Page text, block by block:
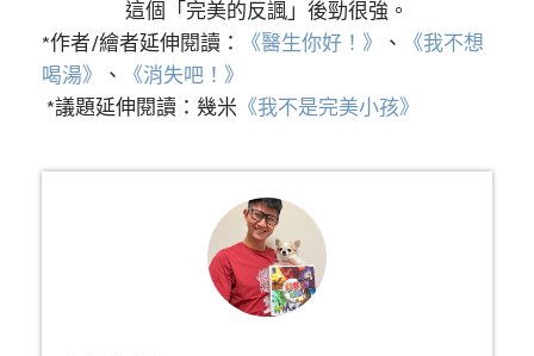
這個「完美的反諷」後勁很強。
*作者/繪者延伸閱讀：
《醫生你好！》 、
《我不想
喝湯》
、
《消失吧！》
*議題延伸閱讀：幾米 《我不是完美小孩》